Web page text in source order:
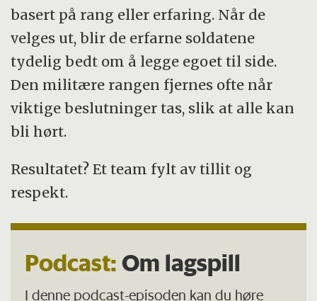
basert på rang eller erfaring. Når de
velges ut, blir de erfarne soldatene
tydelig bedt om å legge egoet til side.
Den militære rangen fjernes ofte når
viktige beslutninger tas, slik at alle kan
bli hørt.
Resultatet? Et team fylt av tillit og
respekt.
Podcast: Om lagspill
I denne podcast-episoden kan du høre